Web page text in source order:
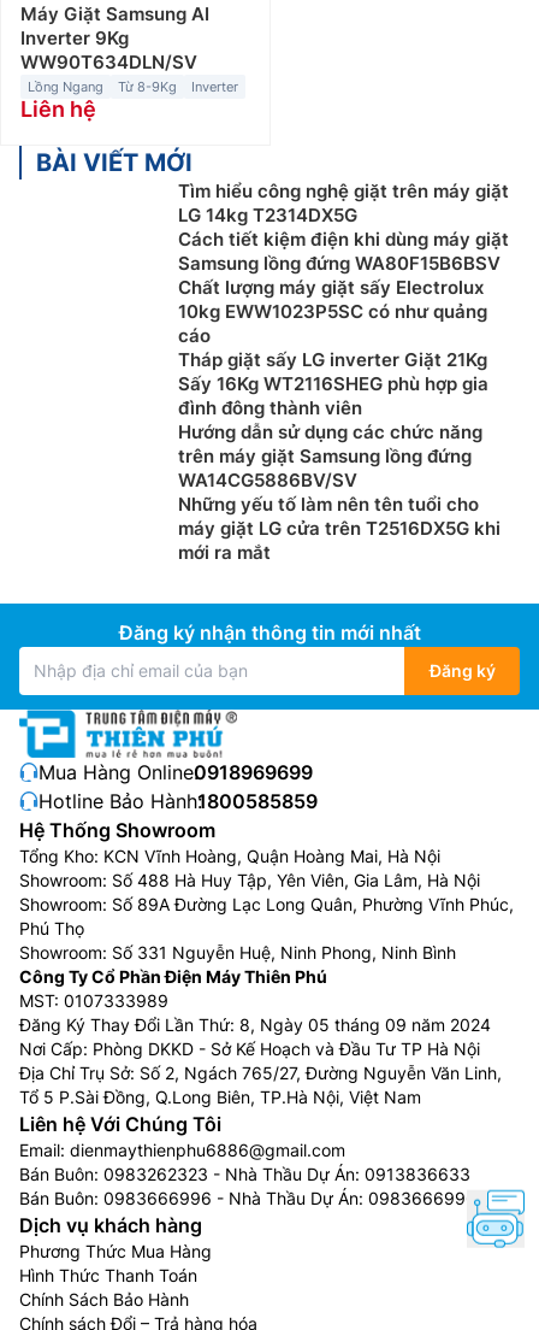
Máy Giặt Samsung AI
Inverter 9Kg
WW90T634DLN/SV
Lồng Ngang Từ 8-9Kg Inverter
Liên hệ
BÀI VIẾT MỚI
Tìm hiểu công nghệ giặt trên máy giặt
LG 14kg T2314DX5G
Cách tiết kiệm điện khi dùng máy giặt
Samsung lồng đứng WA80F15B6BSV
Chất lượng máy giặt sấy Electrolux
10kg EWW1023P5SC có như quảng
cáo
Tháp giặt sấy LG inverter Giặt 21Kg
Sấy 16Kg WT2116SHEG phù hợp gia
đình đông thành viên
Hướng dẫn sử dụng các chức năng
trên máy giặt Samsung lồng đứng
WA14CG5886BV/SV
Những yếu tố làm nên tên tuổi cho
máy giặt LG cửa trên T2516DX5G khi
mới ra mắt
Đăng ký nhận thông tin mới nhất
Đăng ký
Mua Hàng Online:0918969699
Hotline Bảo Hành:1800585859
Hệ Thống Showroom
Tổng Kho: KCN Vĩnh Hoàng, Quận Hoàng Mai, Hà Nội
Showroom: Số 488 Hà Huy Tập, Yên Viên, Gia Lâm, Hà Nội
Showroom: Số 89A Đường Lạc Long Quân, Phường Vĩnh Phúc,
Phú Thọ
Showroom: Số 331 Nguyễn Huệ, Ninh Phong, Ninh Bình
Công Ty Cổ Phần Điện Máy Thiên Phú
MST: 0107333989
Đăng Ký Thay Đổi Lần Thứ: 8, Ngày 05 tháng 09 năm 2024
Nơi Cấp: Phòng DKKD - Sở Kế Hoạch và Đầu Tư TP Hà Nội
Địa Chỉ Trụ Sở: Số 2, Ngách 765/27, Đường Nguyễn Văn Linh,
Tổ 5 P.Sài Đồng, Q.Long Biên, TP.Hà Nội, Việt Nam
Liên hệ Với Chúng Tôi
Email: dienmaythienphu6886@gmail.com
Bán Buôn: 0983262323 - Nhà Thầu Dự Án: 0913836633
Bán Buôn: 0983666996 - Nhà Thầu Dự Án: 0983666996
Dịch vụ khách hàng
Phương Thức Mua Hàng
Hình Thức Thanh Toán
Chính Sách Bảo Hành
Chính sách Đổi – Trả hàng hóa